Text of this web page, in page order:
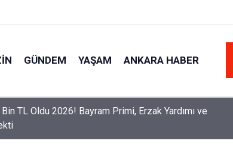
GÜNDEM YAŞAM ANKARA HABER
3 İhlal Ehliyet İptaline Neden Olacak